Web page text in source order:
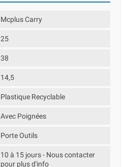
Mcplus Carry
25
38
14,5
Plastique Recyclable
Avec Poignées
Porte Outils
10 à 15 jours - Nous contacter
pour plus d'info